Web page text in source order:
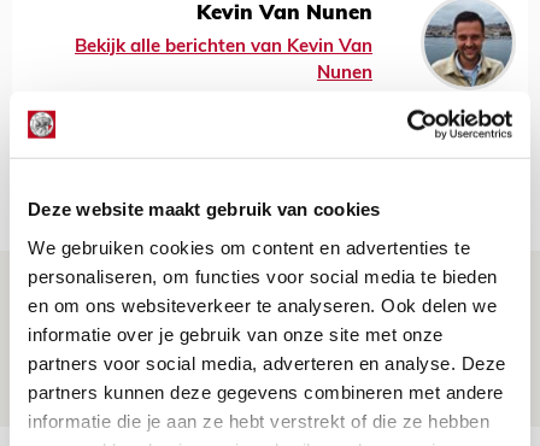
Deze website maakt gebruik van cookies
We gebruiken cookies om content en advertenties te
personaliseren, om functies voor social media te bieden
en om ons websiteverkeer te analyseren. Ook delen we
informatie over je gebruik van onze site met onze
partners voor social media, adverteren en analyse. Deze
partners kunnen deze gegevens combineren met andere
informatie die je aan ze hebt verstrekt of die ze hebben
Kevin Van Nunen
Bekijk alle berichten van Kevin Van
Nunen
Brandt: ‘Ajax en Cruijff bleven door
mijn hoofd spoken’
07 AUGUSTUS 2026 - 20:02
NIEUWS